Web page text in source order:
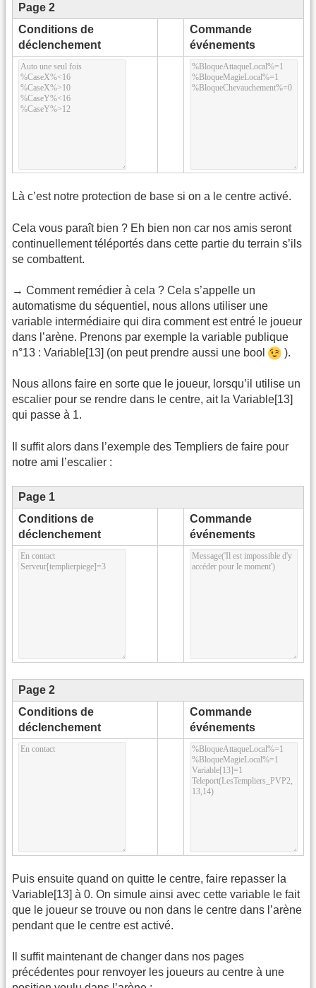
Page 2
Conditions de
déclenchement
Commande
événements
Là c’est notre protection de base si on a le centre activé.
Cela vous paraît bien ? Eh bien non car nos amis seront
continuellement téléportés dans cette partie du terrain s’ils
se combattent.
→ Comment remédier à cela ? Cela s’appelle un
automatisme du séquentiel, nous allons utiliser une
variable intermédiaire qui dira comment est entré le joueur
dans l’arène. Prenons par exemple la variable publique
n°13 : Variable[13] (on peut prendre aussi une bool
).
Nous allons faire en sorte que le joueur, lorsqu’il utilise un
escalier pour se rendre dans le centre, ait la Variable[13]
qui passe à 1.
Il suffit alors dans l’exemple des Templiers de faire pour
notre ami l’escalier :
Page 1
Conditions de
déclenchement
Commande
événements
Page 2
Conditions de
déclenchement
Commande
événements
Puis ensuite quand on quitte le centre, faire repasser la
Variable[13] à 0. On simule ainsi avec cette variable le fait
que le joueur se trouve ou non dans le centre dans l’arène
pendant que le centre est activé.
Il suffit maintenant de changer dans nos pages
précédentes pour renvoyer les joueurs au centre à une